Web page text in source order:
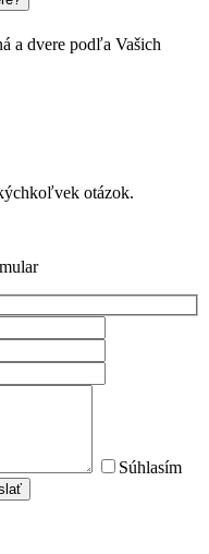
a dvere podľa Vašich
otázok.
Súhlasím